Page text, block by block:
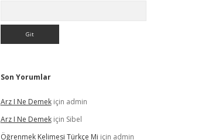
Son Yorumlar
Arz I Ne Demekiçin admin
Arz I Ne Demekiçin Sibel
Öğrenmek Kelimesi Türkçe Mi için admin